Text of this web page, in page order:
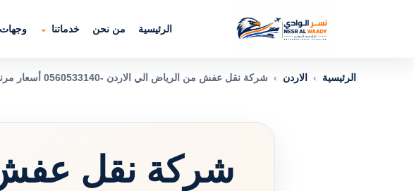
الرئيسية من نحن خدماتنا
الرئيسية › الاردن › شركة نقل عفش من الرياض الي الاردن -0560533140 أسعار مرنة .. مدد توصيل سريعة
شركة نقل عفش